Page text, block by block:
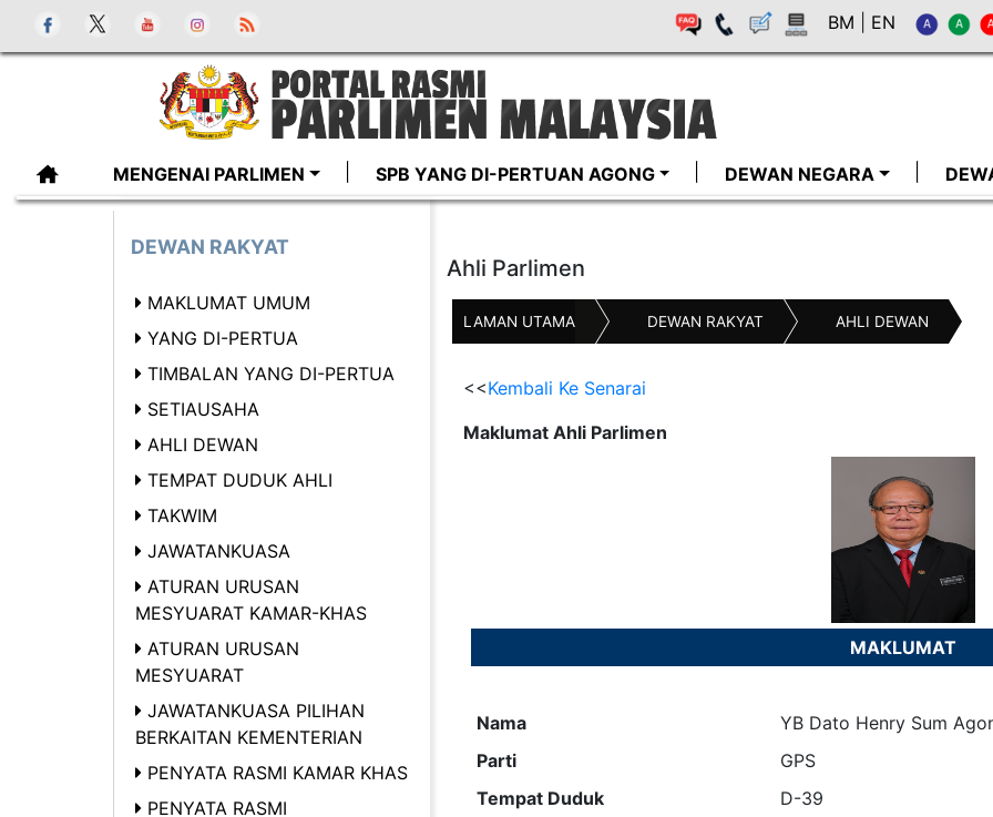
BM EN
MENGENAI PARLIMEN SPB YANG DI-PERTUAN AGONG DEWAN NEGARA
Ahli Parlimen
LAMAN UTAMA DEWAN RAKYAT AHLI DEWAN
<<Kembali Ke Senarai
Maklumat Ahli Parlimen
MAKLUMAT
Nama
YB Dato Henry Sum
Parti
GPS
Tempat Duduk
D-39
DEWAN RAKYAT
MAKLUMAT UMUM
YANG DI-PERTUA
TIMBALAN YANG DI-PERTUA
SETIAUSAHA
AHLI DEWAN
TEMPAT DUDUK AHLI
TAKWIM
JAWATANKUASA
ATURAN URUSAN
MESYUARAT KAMAR-KHAS
ATURAN URUSAN
MESYUARAT
JAWATANKUASA PILIHAN
BERKAITAN KEMENTERIAN
PENYATA RASMI KAMAR KHAS
PENYATA RASMI